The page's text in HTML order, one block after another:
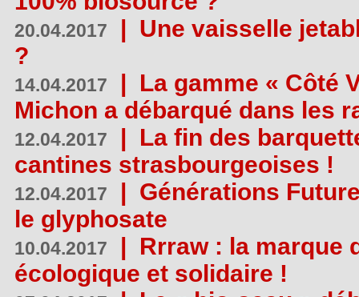
20.04.2017 | Une vaisselle
?
14.04.2017 | La gamme « Côté
Michon a débarqué dans les
12.04.2017 | La fin des
cantines strasbourgeoises !
12.04.2017 | Générations
le glyphosate
10.04.2017 | Rrraw : la marque
écologique et solidaire !